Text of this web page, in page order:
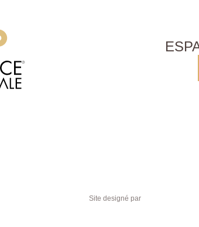
Site designé par